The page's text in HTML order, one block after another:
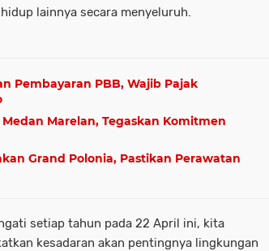
lainnya secara menyeluruh.
Pembayaran PBB, Wajib Pajak
Marelan, Tegaskan Komitmen
Grand Polonia, Pastikan Perawatan
setiap tahun pada 22 April ini, kita
kesadaran akan pentingnya lingkungan